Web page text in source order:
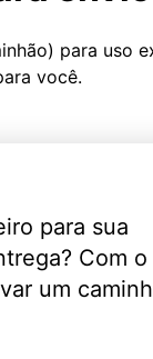
para uso
você.
para sua
Com o
um